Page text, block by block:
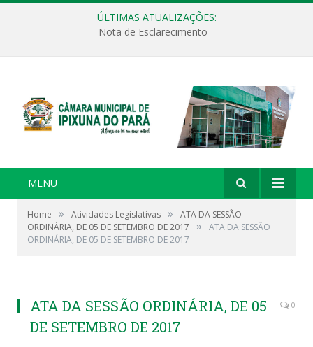
ÚLTIMAS ATUALIZAÇÕES:
Nota de Esclarecimento
MENU
Home » Atividades Legislativas »
ATA DA SESSÃO
ORDINÁRIA, DE 05 DE SETEMBRO DE 2017
»
ATA DA SESSÃO
ORDINÁRIA, DE 05 DE SETEMBRO DE 2017
ATA DA SESSÃO ORDINÁRIA, DE 05
DE SETEMBRO DE 2017
0